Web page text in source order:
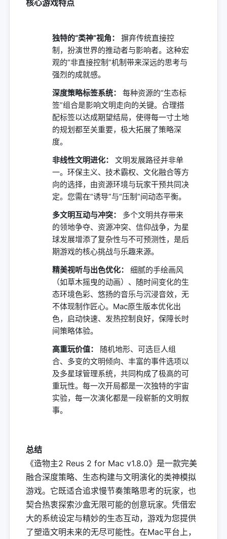
核心游戏特点
独特的“类神”视角：
摒弃传统直接控
制，扮演世界的推动者与影响者。这种宏
观的“非直接控制”机制带来深远的思考与
强烈的成就感。
深度策略标签系统：
每种资源的“生态标
签”组合是影响文明走向的关键。合理搭
配标签以达成期望结局，使得每一寸土地
的规划都至关重要，极大拓展了策略深
度。
非线性文明进化：
文明发展路径并非单
一。环保主义、技术霸权、文化融合等方
向的选择，由资源环境与玩家干预共同决
定。您需在“诱导”与“压制”间动态平衡。
多文明互动与冲突：
多个文明共存带来
的领地争夺、资源冲突、信仰战争，为星
球发展增添了复杂性与不可预测性，是后
期游戏的核心挑战与乐趣来源。
精美视听与出色优化：
细腻的手绘画风
（如草木摇曳的动画）、随时间变化的生
态环境色彩、悠扬的音乐与沉浸音效，无
不体现制作匠心。Mac原生版本优化出
色，启动快速、发热控制良好，保障长时
间策略体验。
高重玩价值：
随机地形、可选巨人组
合、多变的文明倾向、丰富的事件选项以
及多星球管理系统，共同构成了极高的可
重玩性。每一次开局都是一次独特的宇宙
实验，每一次演化都是一段崭新的文明叙
事。
总结
《造物主2 Reus 2 for Mac v1.8.0》是一款完美
融合深度策略、生态构建与文明演化的类神模拟
游戏。它既适合追求慢节奏策略思考的玩家，也
契合热衷探索沙盒无限可能的创意玩家。凭借宏
大的系统设定与精妙的生态互动，游戏为您提供
了塑造文明未来的无尽可能性。在Mac平台上，